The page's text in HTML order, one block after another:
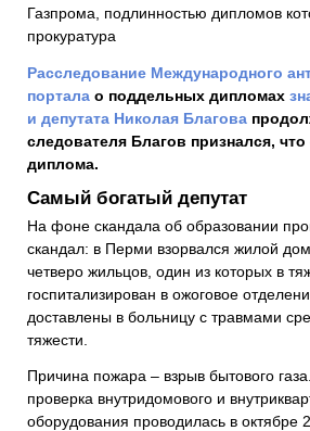
Газпрома, подлинностью дипломов
прокуратура
Расследование Международного
портала о поддельных дипломах
и депутата Николая Благова
следователя Благов признался, что
диплома.
Самый богатый депутат
На фоне скандала об образовании
скандал: в Перми взорвался жилой
четверо жильцов, один из которых в
госпитализирован в ожоговое
доставлены в больницу с травмами
тяжести.
Причина пожара – взрыв бытового
проверка внутридомового и
оборудования проводилась в октябре